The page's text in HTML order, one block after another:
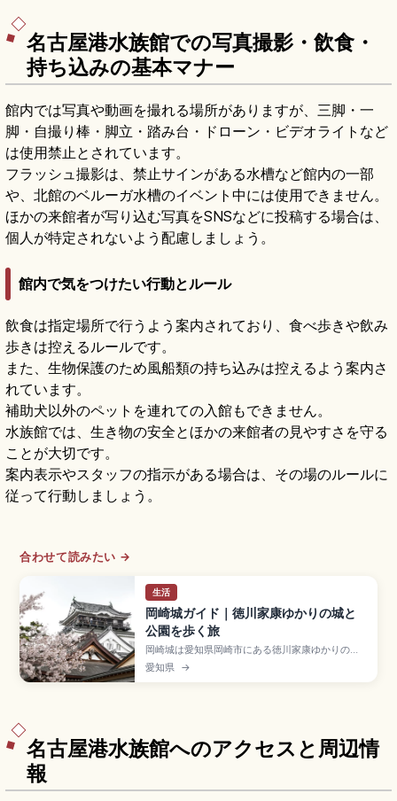
名古屋港水族館での写真撮影・飲食・
持ち込みの基本マナー
館内では写真や動画を撮れる場所がありますが、三脚・一
脚・自撮り棒・脚立・踏み台・ドローン・ビデオライトなど
は使用禁止とされています。
フラッシュ撮影は、禁止サインがある水槽など館内の一部
や、北館のベルーガ水槽のイベント中には使用できません。
ほかの来館者が写り込む写真をSNSなどに投稿する場合は、
個人が特定されないよう配慮しましょう。
館内で気をつけたい行動とルール
飲食は指定場所で行うよう案内されており、食べ歩きや飲み
歩きは控えるルールです。
また、生物保護のため風船類の持ち込みは控えるよう案内さ
れています。
補助犬以外のペットを連れての入館もできません。
水族館では、生き物の安全とほかの来館者の見やすさを守る
ことが大切です。
案内表示やスタッフの指示がある場合は、その場のルールに
従って行動しましょう。
合わせて読みたい →
生活
岡崎城ガイド｜徳川家康ゆかりの城と
公園を歩く旅
岡崎城は愛知県岡崎市にある徳川家康ゆかりの城
で、家康(竹千代)誕生の地と伝わり「龍城」とも呼
ばれる歴史スポット。15世紀中頃に西郷頼嗣が築
愛知県 →
名古屋港水族館へのアクセスと周辺情
報